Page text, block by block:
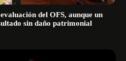
del OFS, aunque un
sin daño patrimonial